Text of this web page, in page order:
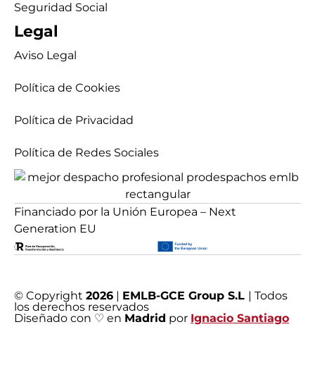
Seguridad Social
Legal
Aviso Legal
Política de Cookies
Política de Privacidad
Política de Redes Sociales
Financiado por la Unión Europea – Next
Generation EU
© Copyright 2026 | EMLB-GCE Group S.L | Todos
los derechos reservados
Diseñado con ♡ en Madrid por Ignacio Santiago